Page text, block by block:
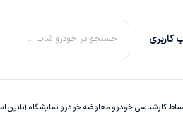
کاربری جستجو در خودرو شاپ ...
کارشناسی خودرو معاوضه خودرو نمایشگاه آنلاین